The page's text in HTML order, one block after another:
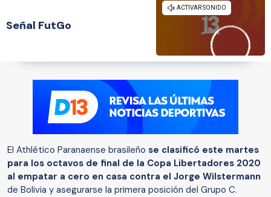
Señal FutGo
El Athlético Paranaense brasileño se clasificó este martes
para los octavos de final de la Copa Libertadores 2020
al empatar a cero en casa contra el Jorge Wilstermann
de Bolivia y asegurarse la primera posición del Grupo C.